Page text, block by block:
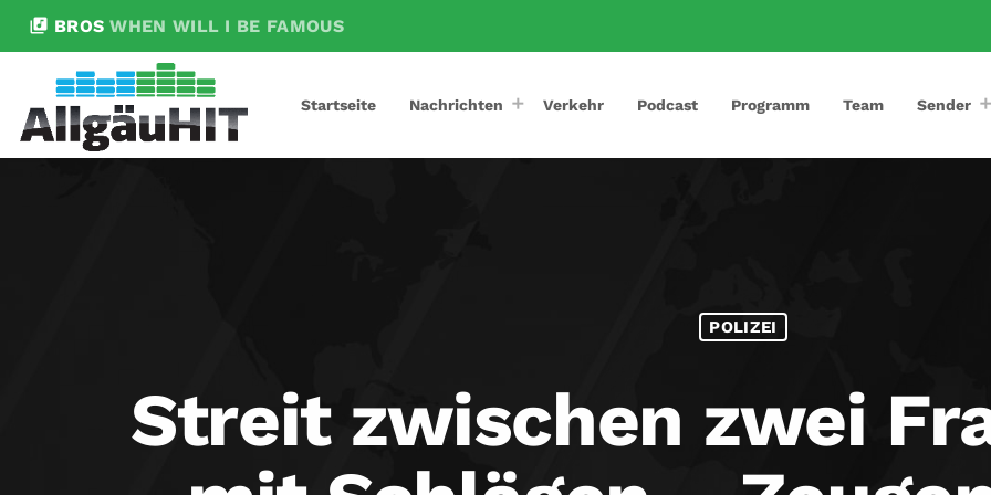
library_music BROS WHEN WILL I BE FAMOUS
Startseite Nachrichten Verkehr Podcast Programm Team Sender
POLIZEI
Streit zwischen zwei